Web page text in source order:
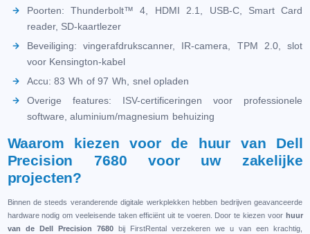
Poorten: Thunderbolt™ 4, HDMI 2.1, USB-C, Smart Card
reader, SD-kaartlezer
Beveiliging: vingerafdrukscanner, IR-camera, TPM 2.0, slot
voor Kensington-kabel
Accu: 83 Wh of 97 Wh, snel opladen
Overige features: ISV-certificeringen voor professionele
software, aluminium/magnesium behuizing
Waarom kiezen voor de huur van Dell
Precision 7680 voor uw zakelijke
projecten?
Binnen de steeds veranderende digitale werkplekken hebben bedrijven geavanceerde
hardware nodig om veeleisende taken efficiënt uit te voeren. Door te kiezen voor huur
van de Dell Precision 7680bij FirstRental verzekeren we u van een krachtig,